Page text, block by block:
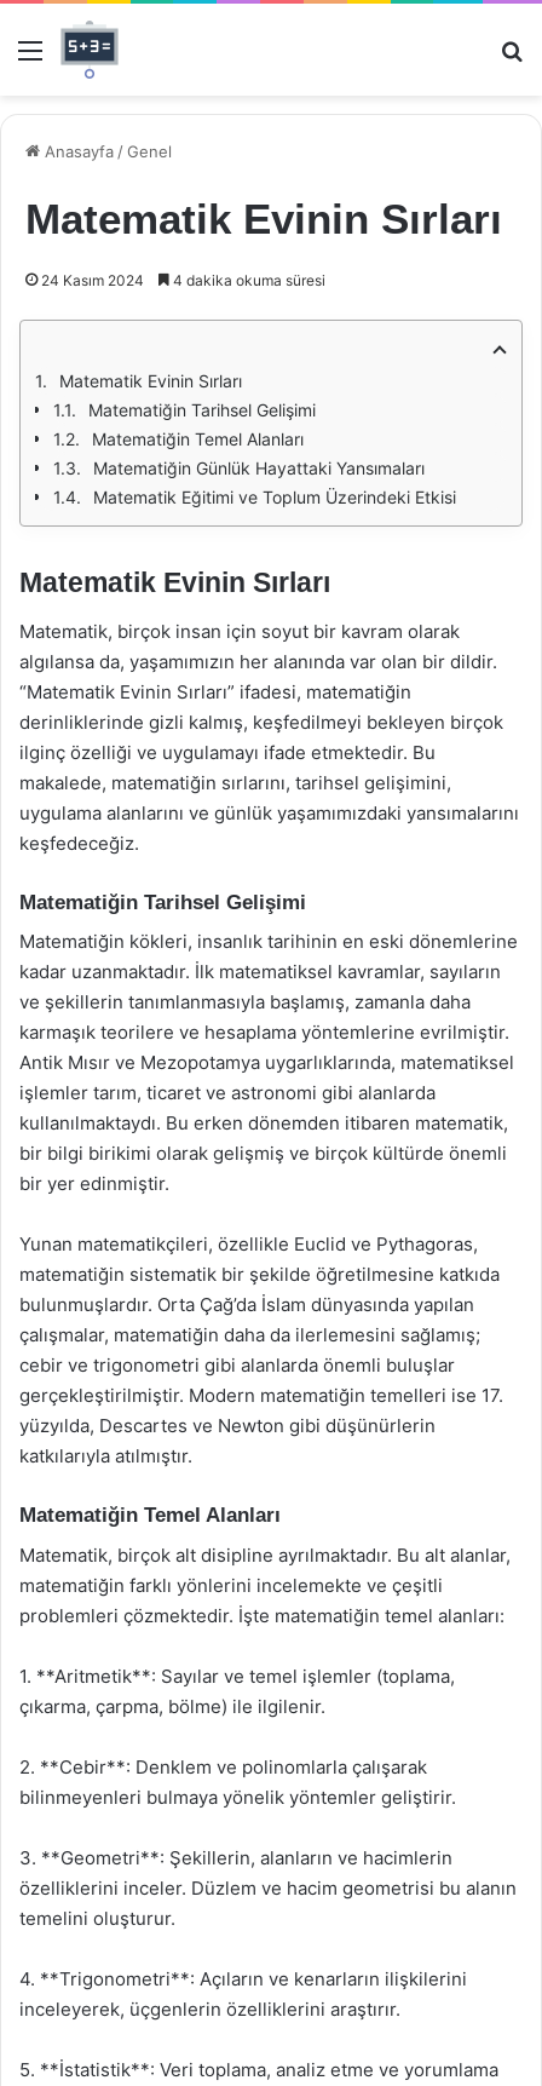
Menü
Anasayfa /Genel
Matematik Evinin Sırları
24 Kasım 2024 4 dakika okuma süresi
Matematik Evinin Sırları
Matematiğin Tarihsel Gelişimi
Matematiğin Temel Alanları
Matematiğin Günlük Hayattaki Yansımaları
Matematik Eğitimi ve Toplum Üzerindeki Etkisi
Matematik Evinin Sırları
Matematik, birçok insan için soyut bir kavram olarak
algılansa da, yaşamımızın her alanında var olan bir dildir.
“Matematik Evinin Sırları” ifadesi, matematiğin
derinliklerinde gizli kalmış, keşfedilmeyi bekleyen birçok
ilginç özelliği ve uygulamayı ifade etmektedir. Bu
makalede, matematiğin sırlarını, tarihsel gelişimini,
uygulama alanlarını ve günlük yaşamımızdaki yansımalarını
keşfedeceğiz.
Matematiğin Tarihsel Gelişimi
Matematiğin kökleri, insanlık tarihinin en eski dönemlerine
kadar uzanmaktadır. İlk matematiksel kavramlar, sayıların
ve şekillerin tanımlanmasıyla başlamış, zamanla daha
karmaşık teorilere ve hesaplama yöntemlerine evrilmiştir.
Antik Mısır ve Mezopotamya uygarlıklarında, matematiksel
işlemler tarım, ticaret ve astronomi gibi alanlarda
kullanılmaktaydı. Bu erken dönemden itibaren matematik,
bir bilgi birikimi olarak gelişmiş ve birçok kültürde önemli
bir yer edinmiştir.
Yunan matematikçileri, özellikle Euclid ve Pythagoras,
matematiğin sistematik bir şekilde öğretilmesine katkıda
bulunmuşlardır. Orta Çağ’da İslam dünyasında yapılan
çalışmalar, matematiğin daha da ilerlemesini sağlamış;
cebir ve trigonometri gibi alanlarda önemli buluşlar
gerçekleştirilmiştir. Modern matematiğin temelleri ise 17.
yüzyılda, Descartes ve Newton gibi düşünürlerin
katkılarıyla atılmıştır.
Matematiğin Temel Alanları
Matematik, birçok alt disipline ayrılmaktadır. Bu alt alanlar,
matematiğin farklı yönlerini incelemekte ve çeşitli
problemleri çözmektedir. İşte matematiğin temel alanları:
1. **Aritmetik**: Sayılar ve temel işlemler (toplama,
çıkarma, çarpma, bölme) ile ilgilenir.
2. **Cebir**: Denklem ve polinomlarla çalışarak
bilinmeyenleri bulmaya yönelik yöntemler geliştirir.
3. **Geometri**: Şekillerin, alanların ve hacimlerin
özelliklerini inceler. Düzlem ve hacim geometrisi bu alanın
temelini oluşturur.
4. **Trigonometri**: Açıların ve kenarların ilişkilerini
inceleyerek, üçgenlerin özelliklerini araştırır.
5. **İstatistik**: Veri toplama, analiz etme ve yorumlama